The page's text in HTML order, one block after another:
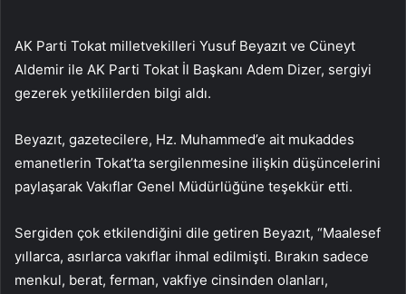
AK Parti Tokat milletvekilleri Yusuf Beyazıt ve Cüneyt
Aldemir ile AK Parti Tokat İl Başkanı Adem Dizer, sergiyi
gezerek yetkililerden bilgi aldı.
Beyazıt, gazetecilere, Hz. Muhammed’e ait mukaddes
emanetlerin Tokat’ta sergilenmesine ilişkin düşüncelerini
paylaşarak Vakıflar Genel Müdürlüğüne teşekkür etti.
Sergiden çok etkilendiğini dile getiren Beyazıt, “Maalesef
yıllarca, asırlarca vakıflar ihmal edilmişti. Bırakın sadece
menkul, berat, ferman, vakfiye cinsinden olanları,